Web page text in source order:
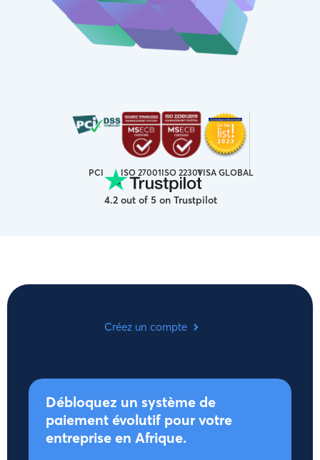
PCI ISO 27001ISO 22301VISA GLOBAL
4.2 out of 5 on Trustpilot
Débloquez un système de
paiement évolutif pour votre
entreprise en Afrique.
Créez un compte